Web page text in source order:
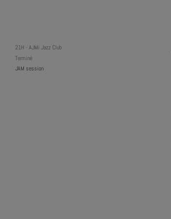
21H - AJMi Jazz Club
Terminé
JAM session